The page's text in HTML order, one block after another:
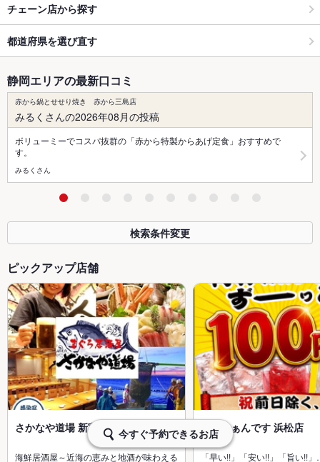
チェーン店から探す
都道府県を選び直す
静岡エリアの最新口コミ
赤から鍋とせせり焼き 赤から三島店
みるくさんの2026年08月の投稿
ボリューミーでコスパ抜群の「赤から特製からあげ定食」おすすめで
す。
みるくさん
検索条件変更
ピックアップ店舗
さかなや道場 新富士店
海鮮居酒屋～近海の恵みと地酒が味わえる
ごっつぁんです 浜松店
「早い!!」「安い!!」「旨い!!
今すぐ予約できるお店